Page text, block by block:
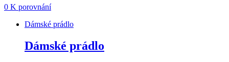
0 K porovnání
Dámské prádlo
Dámské prádlo